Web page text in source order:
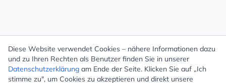
Diese Website verwendet Cookies – nähere Informationen dazu
und zu Ihren Rechten als Benutzer finden Sie in unserer
Datenschutzerklärung am Ende der Seite. Klicken Sie auf „Ich
stimme zu", um Cookies zu akzeptieren und direkt unsere